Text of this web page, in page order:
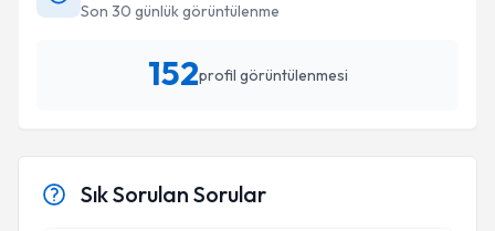
Son 30 günlük görüntülenme
152profil görüntülenmesi
Sık Sorulan Sorular